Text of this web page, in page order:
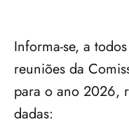
Informa-se, a
reuniões da
para o ano 2026,
dadas: